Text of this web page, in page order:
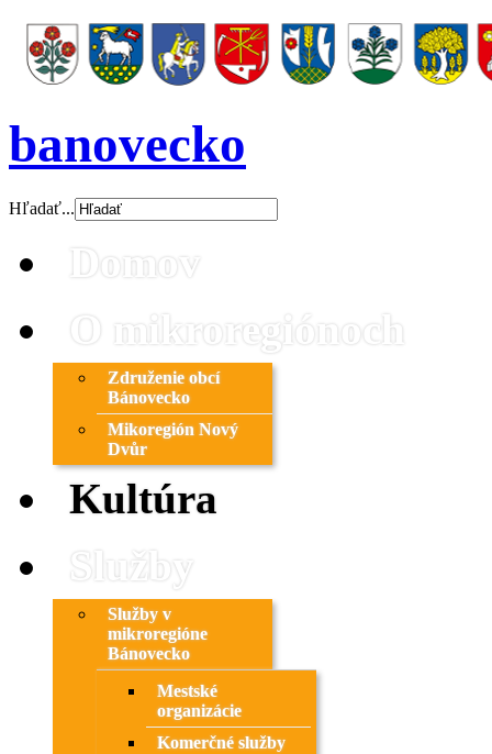
banovecko
Hľadať...
Domov
O mikroregiónoch
Združenie obcí
Bánovecko
Mikoregión Nový
Dvůr
Kultúra
Služby
Služby v
mikroregióne
Bánovecko
Mestské
organizácie
Komerčné služby